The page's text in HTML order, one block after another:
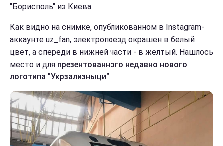
"Борисполь" из Киева.
Как видно на снимке, опубликованном в Instagram-
аккаунте uz_fan, электропоезд окрашен в белый
цвет, а спереди в нижней части - в желтый. Нашлось
место и для презентованного недавно нового
логотипа "Укрзализныци".